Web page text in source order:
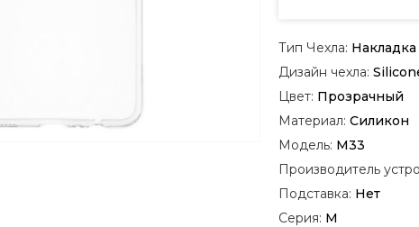
Тип Чехла: Накладка
Дизайн чехла:
Цвет: Прозрачный
Материал: Силикон
Модель: M33
Производитель
Подставка: Нет
Серия: M